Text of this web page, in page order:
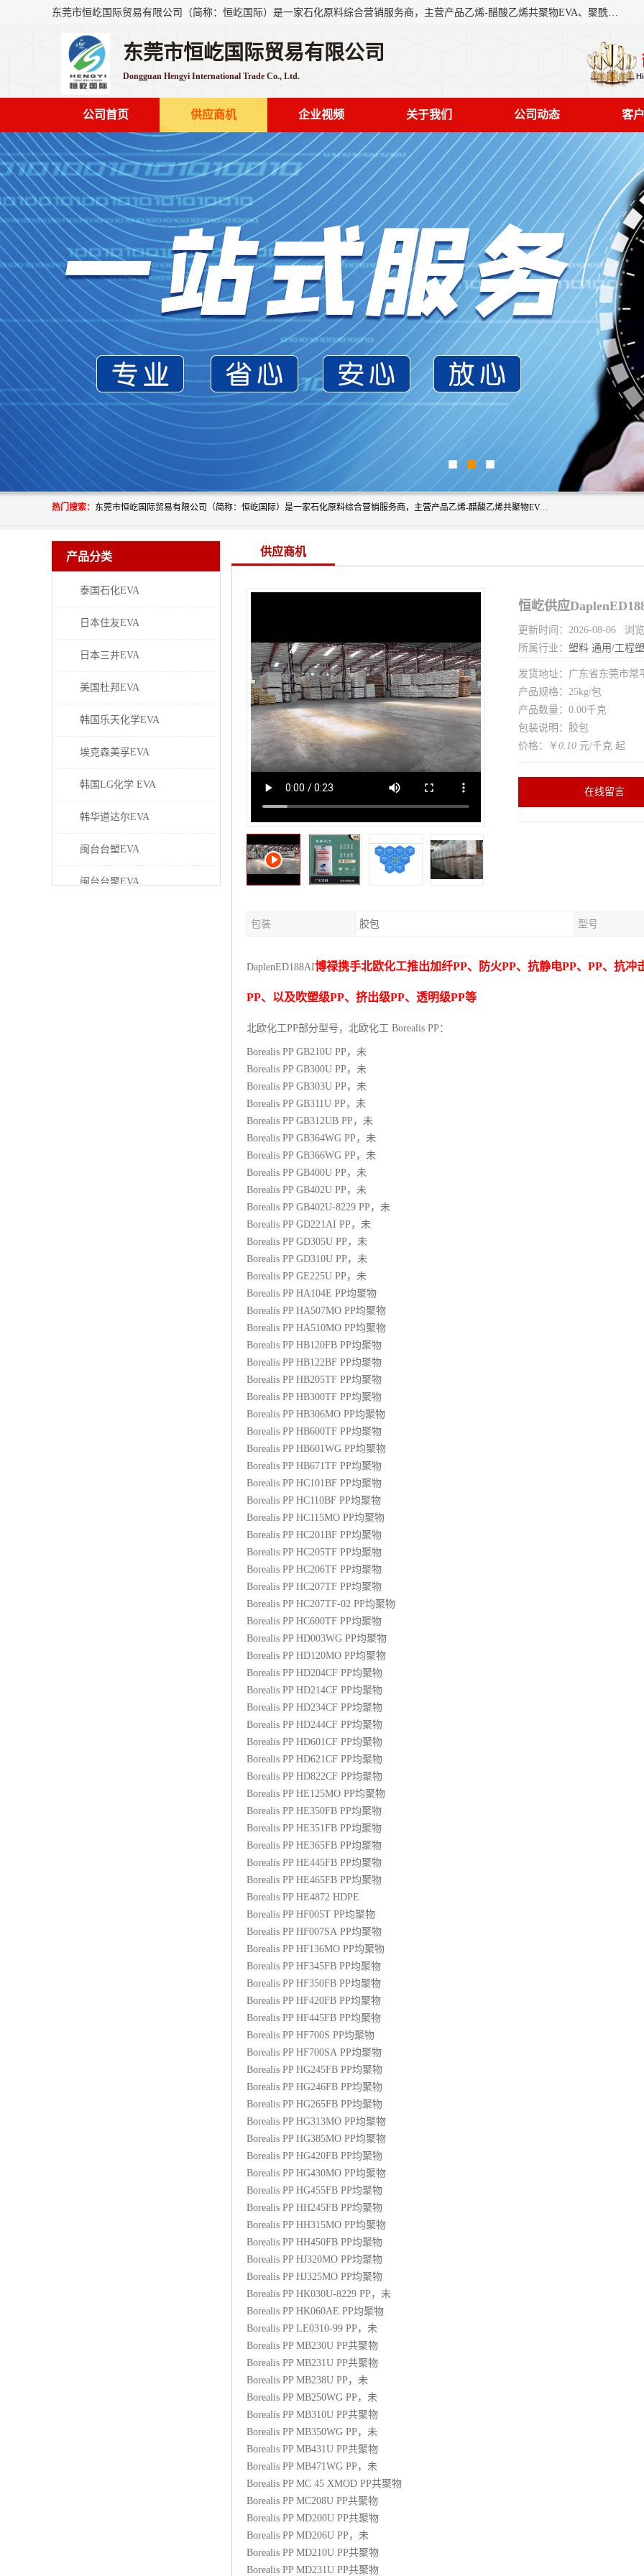
东莞市恒屹国际贸易有限公司（简称：恒屹国际）是一家石化原料综合营销服务商，主营产品乙烯-醋酸乙烯共聚物EVA、聚酰胺PA（尼龙）、醚酯型热塑弹性体TPEE等，公司秉承以市场为导向的战略思想，致力于大宗石化原料在中国市场的营销服务业务，为客户提供一站式的全面服务。
东莞市恒屹国际贸易有限公司
Dongguan Hengyi International Trade Co., Ltd.
公司首页 供应商机 企业视频 关于我们 公司动态 客
热门搜索： 东莞市恒屹国际贸易有限公司（简称：恒屹国际）是一家石化原料综合营销服务商，主营产品乙烯-醋酸乙烯共聚物EVA、聚酰胺PA（尼龙）、醚酯型热塑弹性体TPEE等，公司秉承以市场为导向的战略思想，致力于大宗石化原料在中国市场的营销服务业务，为客户提供一站式的全面服务。
产品分类
泰国石化EVA
日本住友EVA
日本三井EVA
美国杜邦EVA
韩国乐天化学EVA
埃克森美孚EVA
韩国LG化学 EVA
韩华道达尔EVA
闽台台塑EVA
闽台台聚EVA
供应商机
恒屹供应
更新时间：2026-08-06 浏
所属行业： 塑料 通用/工程
发货地址：广东省东莞市常
产品规格：25kg/包
产品数量：0.00千克
包装说明：胶包
价格：￥ 0.10 元/千克 起
在线留言
包装 胶包 型号
DaplenED188AI博禄携手北欧化工推出加纤PP、防火PP、抗静电PP、 PP、抗冲
PP、以及吹塑级PP、挤出级PP、透明级PP等
北欧化工PP部分型号，北欧化工 Borealis PP：
Borealis PP GB210U PP ，未
Borealis PP GB300U PP ，未
Borealis PP GB303U PP ，未
Borealis PP GB311U PP ，未
Borealis PP GB312UB PP ，未
Borealis PP GB364WG PP ，未
Borealis PP GB366WG PP ，未
Borealis PP GB400U PP ，未
Borealis PP GB402U PP ，未
Borealis PP GB402U-8229 PP ，未
Borealis PP GD221AI PP ，未
Borealis PP GD305U PP ，未
Borealis PP GD310U PP ，未
Borealis PP GE225U PP ，未
Borealis PP HA104E PP均聚物
Borealis PP HA507MO PP均聚物
Borealis PP HA510MO PP均聚物
Borealis PP HB120FB PP均聚物
Borealis PP HB122BF PP均聚物
Borealis PP HB205TF PP均聚物
Borealis PP HB300TF PP均聚物
Borealis PP HB306MO PP均聚物
Borealis PP HB600TF PP均聚物
Borealis PP HB601WG PP均聚物
Borealis PP HB671TF PP均聚物
Borealis PP HC101BF PP均聚物
Borealis PP HC110BF PP均聚物
Borealis PP HC115MO PP均聚物
Borealis PP HC201BF PP均聚物
Borealis PP HC205TF PP均聚物
Borealis PP HC206TF PP均聚物
Borealis PP HC207TF PP均聚物
Borealis PP HC207TF-02 PP均聚物
Borealis PP HC600TF PP均聚物
Borealis PP HD003WG PP均聚物
Borealis PP HD120MO PP均聚物
Borealis PP HD204CF PP均聚物
Borealis PP HD214CF PP均聚物
Borealis PP HD234CF PP均聚物
Borealis PP HD244CF PP均聚物
Borealis PP HD601CF PP均聚物
Borealis PP HD621CF PP均聚物
Borealis PP HD822CF PP均聚物
Borealis PP HE125MO PP均聚物
Borealis PP HE350FB PP均聚物
Borealis PP HE351FB PP均聚物
Borealis PP HE365FB PP均聚物
Borealis PP HE445FB PP均聚物
Borealis PP HE465FB PP均聚物
Borealis PP HE4872 HDPE
Borealis PP HF005T PP均聚物
Borealis PP HF007SA PP均聚物
Borealis PP HF136MO PP均聚物
Borealis PP HF345FB PP均聚物
Borealis PP HF350FB PP均聚物
Borealis PP HF420FB PP均聚物
Borealis PP HF445FB PP均聚物
Borealis PP HF700S PP均聚物
Borealis PP HF700SA PP均聚物
Borealis PP HG245FB PP均聚物
Borealis PP HG246FB PP均聚物
Borealis PP HG265FB PP均聚物
Borealis PP HG313MO PP均聚物
Borealis PP HG385MO PP均聚物
Borealis PP HG420FB PP均聚物
Borealis PP HG430MO PP均聚物
Borealis PP HG455FB PP均聚物
Borealis PP HH245FB PP均聚物
Borealis PP HH315MO PP均聚物
Borealis PP HH450FB PP均聚物
Borealis PP HJ320MO PP均聚物
Borealis PP HJ325MO PP均聚物
Borealis PP HK030U-8229 PP ，未
Borealis PP HK060AE PP均聚物
Borealis PP LE0310-99 PP ，未
Borealis PP MB230U PP共聚物
Borealis PP MB231U PP共聚物
Borealis PP MB238U PP ，未
Borealis PP MB250WG PP ，未
Borealis PP MB310U PP共聚物
Borealis PP MB350WG PP ，未
Borealis PP MB431U PP共聚物
Borealis PP MB471WG PP ，未
Borealis PP MC 45 XMOD PP共聚物
Borealis PP MC208U PP共聚物
Borealis PP MD200U PP共聚物
Borealis PP MD206U PP ，未
Borealis PP MD210U PP共聚物
Borealis PP MD231U PP共聚物